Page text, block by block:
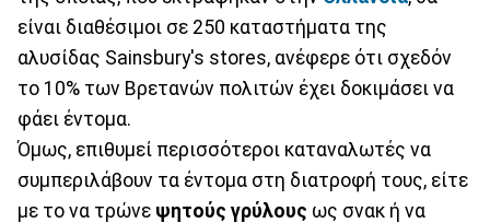
είναι διαθέσιμοι σε 250 καταστήματα της
αλυσίδας Sainsbury's stores, ανέφερε ότι σχεδόν
το 10% των Βρετανών πολιτών έχει δοκιμάσει να
φάει έντομα.
Όμως, επιθυμεί περισσότεροι καταναλωτές να
συμπεριλάβουν τα έντομα στη διατροφή τους, είτε
με το να τρώνε ψητούς γρύλους ως σνακ ή να